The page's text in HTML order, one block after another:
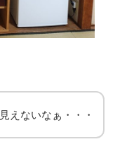
えないなぁ・・・